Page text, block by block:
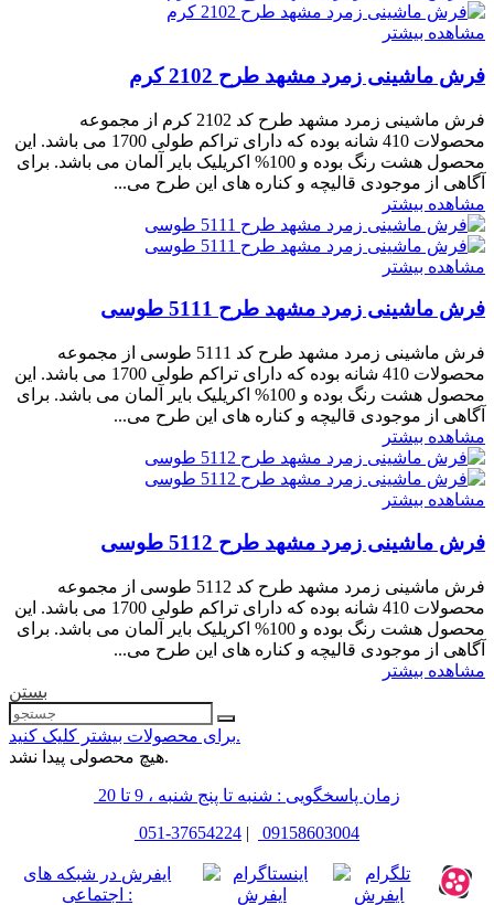
مشاهده بیشتر
فرش ماشینی زمرد مشهد طرح 2102 کرم
فرش ماشینی زمرد مشهد طرح کد 2102 کرم از مجموعه
محصولات 410 شانه بوده که دارای تراکم طولی 1700 می باشد. این
محصول هشت رنگ بوده و 100% اکریلیک بایر آلمان می باشد. برای
آگاهی از موجودی قالیچه و کناره های این طرح می...
مشاهده بیشتر
مشاهده بیشتر
فرش ماشینی زمرد مشهد طرح 5111 طوسی
فرش ماشینی زمرد مشهد طرح کد 5111 طوسی از مجموعه
محصولات 410 شانه بوده که دارای تراکم طولی 1700 می باشد. این
محصول هشت رنگ بوده و 100% اکریلیک بایر آلمان می باشد. برای
آگاهی از موجودی قالیچه و کناره های این طرح می...
مشاهده بیشتر
مشاهده بیشتر
فرش ماشینی زمرد مشهد طرح 5112 طوسی
فرش ماشینی زمرد مشهد طرح کد 5112 طوسی از مجموعه
محصولات 410 شانه بوده که دارای تراکم طولی 1700 می باشد. این
محصول هشت رنگ بوده و 100% اکریلیک بایر آلمان می باشد. برای
آگاهی از موجودی قالیچه و کناره های این طرح می...
مشاهده بیشتر
بستن
برای محصولات بیشتر کلیک کنید.
هیچ محصولی پیدا نشد.
زمان پاسخگویی : شنبه تا پنج شنبه ، 9 تا 20
051-37654224 | 09158603004
ایفرش در شبکه های
اجتماعی :